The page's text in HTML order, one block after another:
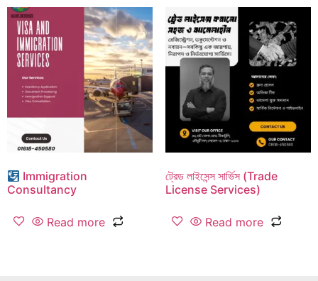
Immigration
Consultancy
Read more
ট্রেড লাইসেন্স সার্ভিস (Trade
License Services)
Read more